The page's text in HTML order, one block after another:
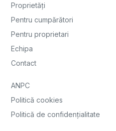
Proprietăți
Pentru cumpărători
Pentru proprietari
Echipa
Contact
ANPC
Politică cookies
Politică de confidențialitate